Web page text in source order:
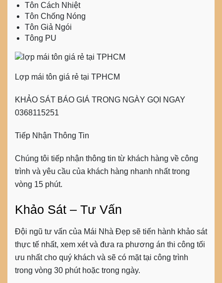
Tôn Cách Nhiệt
Tôn Chống Nóng
Tôn Giả Ngói
Tông PU
Lợp mái tôn giá rẻ tại TPHCM
KHẢO SÁT BÁO GIÁ TRONG NGÀY GỌI NGAY
0368115251
Tiếp Nhận Thông Tin
Chúng tôi tiếp nhận thông tin từ khách hàng về công
trình và yêu cầu của khách hàng nhanh nhất trong
vòng 15 phút.
Khảo Sát – Tư Vấn
Đội ngũ tư vấn của Mái Nhà Đẹp sẽ tiến hành khảo sát
thực tế nhất, xem xét và đưa ra phương án thi công tối
ưu nhất cho quý khách và sẽ có mặt tại công trình
trong vòng 30 phút hoặc trong ngày.